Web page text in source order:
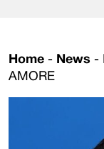
Home - News -
AMORE